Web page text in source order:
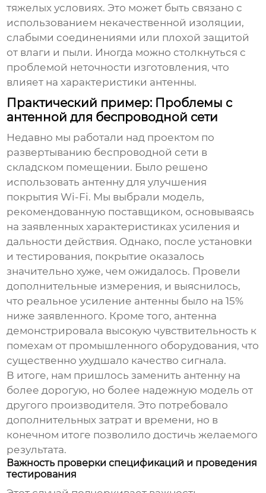
тяжелых условиях. Это может быть связано с
использованием некачественной изоляции,
слабыми соединениями или плохой защитой
от влаги и пыли. Иногда можно столкнуться с
проблемой неточности изготовления, что
влияет на характеристики антенны.
Практический пример: Проблемы с
антенной для беспроводной сети
Недавно мы работали над проектом по
развертыванию беспроводной сети в
складском помещении. Было решено
использовать антенну для улучшения
покрытия Wi-Fi. Мы выбрали модель,
рекомендованную поставщиком, основываясь
на заявленных характеристиках усиления и
дальности действия. Однако, после установки
и тестирования, покрытие оказалось
значительно хуже, чем ожидалось. Провели
дополнительные измерения, и выяснилось,
что реальное усиление антенны было на 15%
ниже заявленного. Кроме того, антенна
демонстрировала высокую чувствительность к
помехам от промышленного оборудования, что
существенно ухудшало качество сигнала.
В итоге, нам пришлось заменить антенну на
более дорогую, но более надежную модель от
другого производителя. Это потребовало
дополнительных затрат и времени, но в
конечном итоге позволило достичь желаемого
результата.
Важность проверки спецификаций и проведения
тестирования